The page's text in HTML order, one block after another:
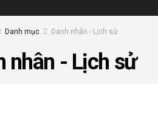
Danh mục Danh nhân - Lịch sử
nhân - Lịch sử